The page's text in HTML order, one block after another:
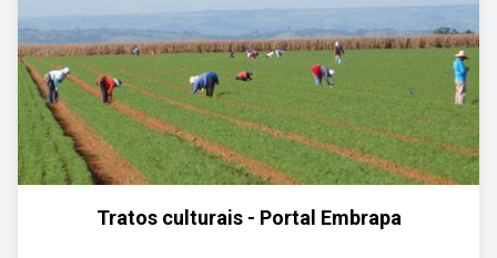
Tratos culturais - Portal Embrapa